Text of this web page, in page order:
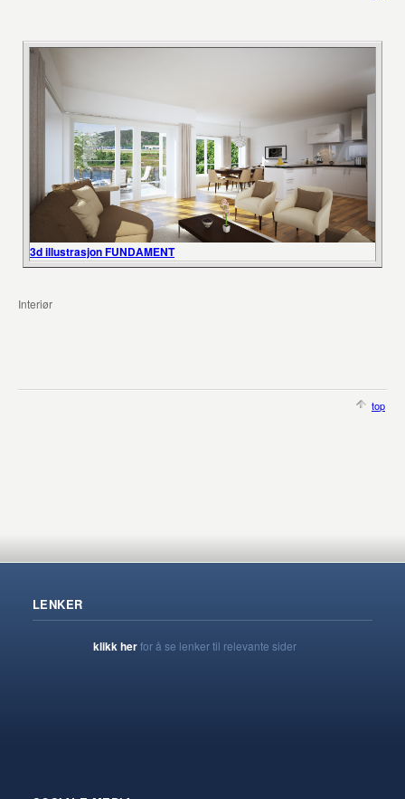
3d illustrasjon FUNDAMENT
Interiør
top
LENKER
klikk herfor å se lenker til relevante sider